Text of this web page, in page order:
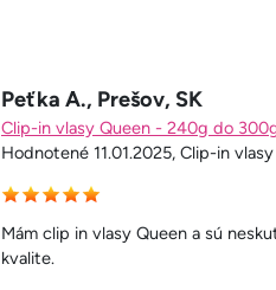
Peťka A., Prešov, SK
Clip-in vlasy Queen - 240g do
Hodnotené 11.01.2025, Clip-in
Mám clip in vlasy Queen a sú
kvalite.